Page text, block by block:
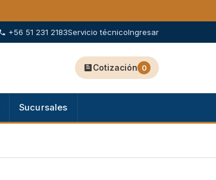
+56 51 231 2183Servicio técnicoIngresar
Cotización 0
Sucursales